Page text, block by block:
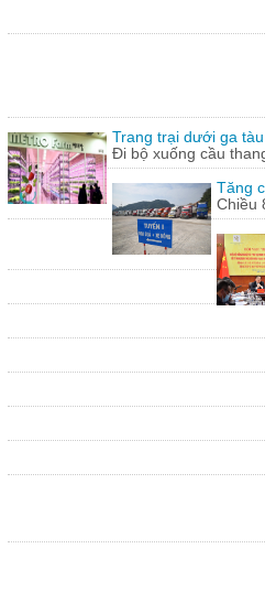
Trang trại dưới ga
Đi bộ xuống cầu
Tăng
Chiều